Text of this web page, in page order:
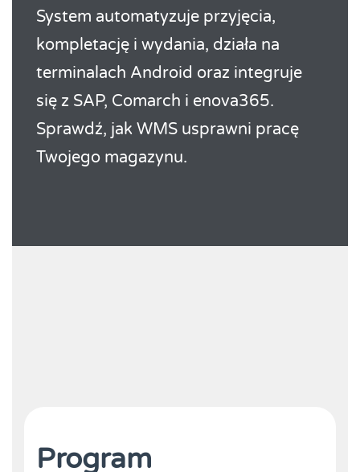
System automatyzuje przyjęcia,
kompletację i wydania, działa na
terminalach Android oraz integruje
się z SAP, Comarch i enova365.
Sprawdź, jak WMS usprawni pracę
Twojego magazynu.
Program